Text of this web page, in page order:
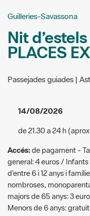
PLACES
Passejades guiades |
14/08/2026
Accés:de pagament -
general: 4 euros / Infants
d’entre 6 i 12 anys i
nombroses,
majors de 65 anys: 3
Menors de 6 anys: gratuït
Públic a qui va dirigida
l'activitat:
General